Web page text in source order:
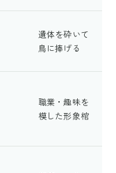
遺体を砕いて
鳥に捧げる
職業・趣味を
模した形象棺